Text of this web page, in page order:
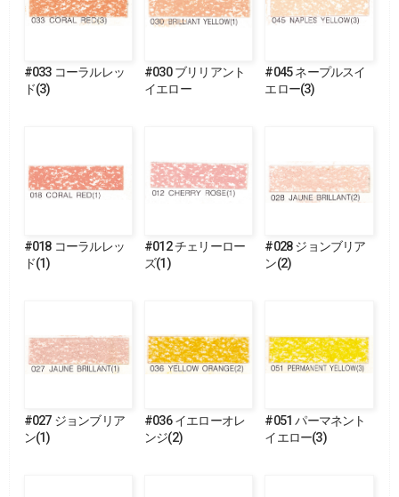
#033 コーラルレッ
ド(3)
#030 ブリリアント
イエロー
#045 ネープルスイ
エロー(3)
#018 コーラルレッ
ド(1)
#012 チェリーロー
ズ(1)
#028 ジョンブリア
ン(2)
#027 ジョンブリア
ン(1)
#036 イエローオレ
ンジ(2)
#051 パーマネント
イエロー(3)